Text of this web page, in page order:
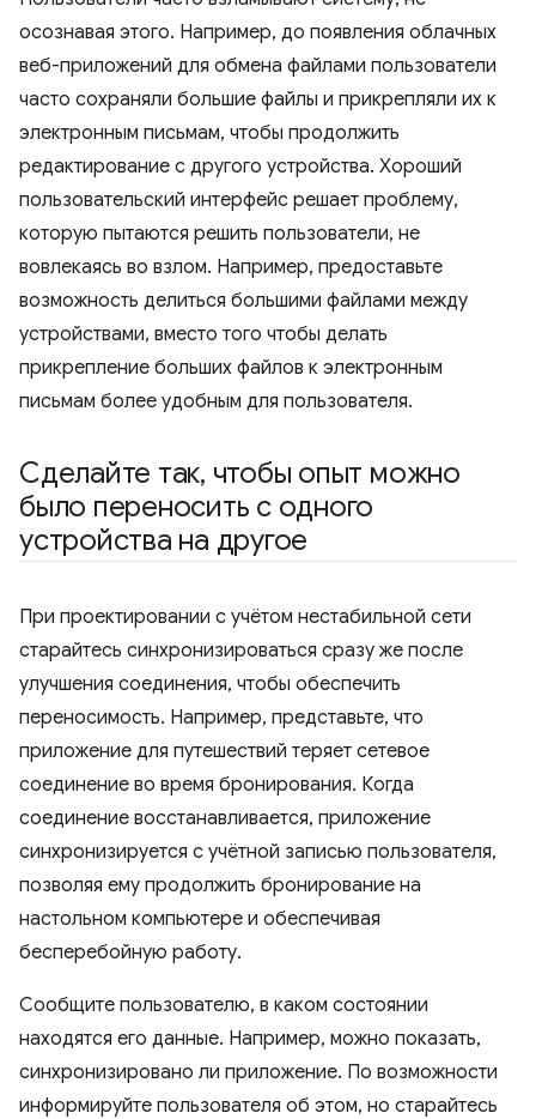
осознавая этого. Например, до появления облачных
веб-приложений для обмена файлами пользователи
часто сохраняли большие файлы и прикрепляли их к
электронным письмам, чтобы продолжить
редактирование с другого устройства. Хороший
пользовательский интерфейс решает проблему,
которую пытаются решить пользователи, не
вовлекаясь во взлом. Например, предоставьте
возможность делиться большими файлами между
устройствами, вместо того чтобы делать
прикрепление больших файлов к электронным
письмам более удобным для пользователя.
Сделайте так, чтобы опыт можно
было переносить с одного
устройства на другое
При проектировании с учётом нестабильной сети
старайтесь синхронизироваться сразу же после
улучшения соединения, чтобы обеспечить
переносимость. Например, представьте, что
приложение для путешествий теряет сетевое
соединение во время бронирования. Когда
соединение восстанавливается, приложение
синхронизируется с учётной записью пользователя,
позволяя ему продолжить бронирование на
настольном компьютере и обеспечивая
бесперебойную работу.
Сообщите пользователю, в каком состоянии
находятся его данные. Например, можно показать,
синхронизировано ли приложение. По возможности
информируйте пользователя об этом, но старайтесь